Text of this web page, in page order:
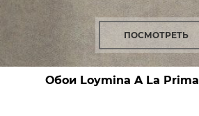
ПОСМОТРЕТЬ
Обои Loymina A La Prima